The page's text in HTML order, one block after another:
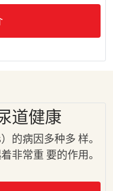
道健康
的病因多种多 样。
非常重 要的作用。